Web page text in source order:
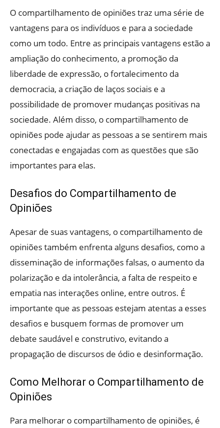
O compartilhamento de opiniões traz uma série de
vantagens para os indivíduos e para a sociedade
como um todo. Entre as principais vantagens estão a
ampliação do conhecimento, a promoção da
liberdade de expressão, o fortalecimento da
democracia, a criação de laços sociais e a
possibilidade de promover mudanças positivas na
sociedade. Além disso, o compartilhamento de
opiniões pode ajudar as pessoas a se sentirem mais
conectadas e engajadas com as questões que são
importantes para elas.
Desafios do Compartilhamento de
Opiniões
Apesar de suas vantagens, o compartilhamento de
opiniões também enfrenta alguns desafios, como a
disseminação de informações falsas, o aumento da
polarização e da intolerância, a falta de respeito e
empatia nas interações online, entre outros. É
importante que as pessoas estejam atentas a esses
desafios e busquem formas de promover um
debate saudável e construtivo, evitando a
propagação de discursos de ódio e desinformação.
Como Melhorar o Compartilhamento de
Opiniões
Para melhorar o compartilhamento de opiniões, é